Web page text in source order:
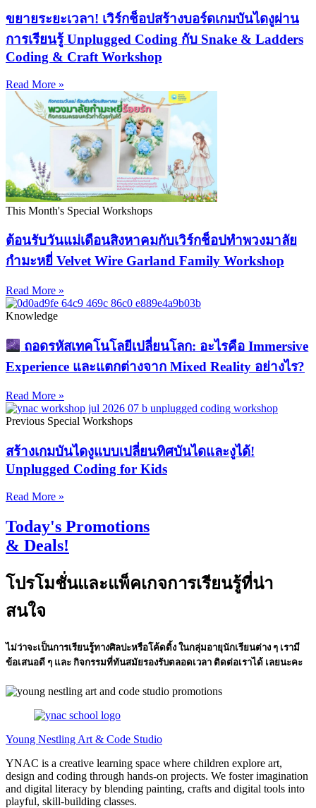
ขยายระยะเวลา! เวิร์กช็อปสร้างบอร์ดเกมบันไดงูผ่าน
การเรียนรู้ Unplugged Coding กับ Snake & Ladders
Coding & Craft Workshop
Read More »
This Month's Special Workshops
ต้อนรับวันแม่เดือนสิงหาคมกับเวิร์กช็อปทำพวงมาลัย
กำมะหยี่ Velvet Wire Garland Family Workshop
Read More »
Knowledge
ถอดรหัสเทคโนโลยีเปลี่ยนโลก: อะไรคือ Immersive
Experience และแตกต่างจาก Mixed Reality อย่างไร?
Read More »
Previous Special Workshops
สร้างเกมบันไดงูแบบเปลี่ยนทิศบันไดและงูได้!
Unplugged Coding for Kids
Read More »
Today's Promotions
& Deals!
โปรโมชั่นและแพ็คเกจการเรียนรู้ที่น่า
สนใจ
ไม่ว่าจะเป็นการเรียนรู้ทางศิลปะหรือโค้ดดิ้ง ในกลุ่มอายุนักเรียนต่าง ๆ เรามี
ข้อเสนอดี ๆ และ กิจกรรมที่ทันสมัยรองรับตลอดเวลา ติดต่อเราได้ เลยนะคะ
Young Nestling Art & Code Studio
YNAC is a creative learning space where children explore art,
design and coding through hands‑on projects. We foster imagination
and digital literacy by blending painting, crafts and digital tools into
playful, skill‑building classes.